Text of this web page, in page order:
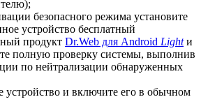
безопасного режима установите
устройство бесплатный
продукт Dr.Web для Android Lightи
полную проверку системы, выполнив
по нейтрализации обнаруженных
устройство и включите его в обычном